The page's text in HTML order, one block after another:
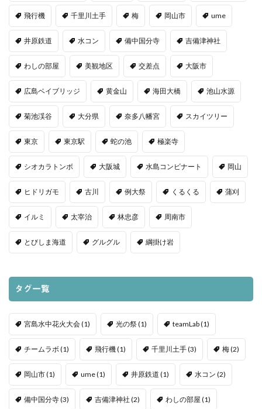
飛行機 千里川土手 梅 岡山市 ume
井原鉄道 水コン 備中国分寺 吉備津神社
わしの部屋 美観地区 交差点 大阪市
広島ベイブリッジ 黄金山 海田大橋 池山水源
菊池渓谷 大分県 奈多八幡宮 スカイツリー
東京 東京駅 蛇の池 極楽寺
シオカラトンボ 大阪城 水島コンビナート 岡山
ヒドリガモ 古川 例大祭 くるくる 蒲刈
イルミ 太宰治 林忠彦 周南市
とびしま海道 グルグル 綱掛け岩
タグ一覧
宮島水中花火大会(1) 光の祭(1) teamLab(1)
チームラボ(1) 飛行機(1) 千里川土手(3) 梅(2)
岡山市(1) ume(1) 井原鉄道 (1) 水コン (2)
備中国分寺(3) 吉備津神社 (2) わしの部屋 (1)